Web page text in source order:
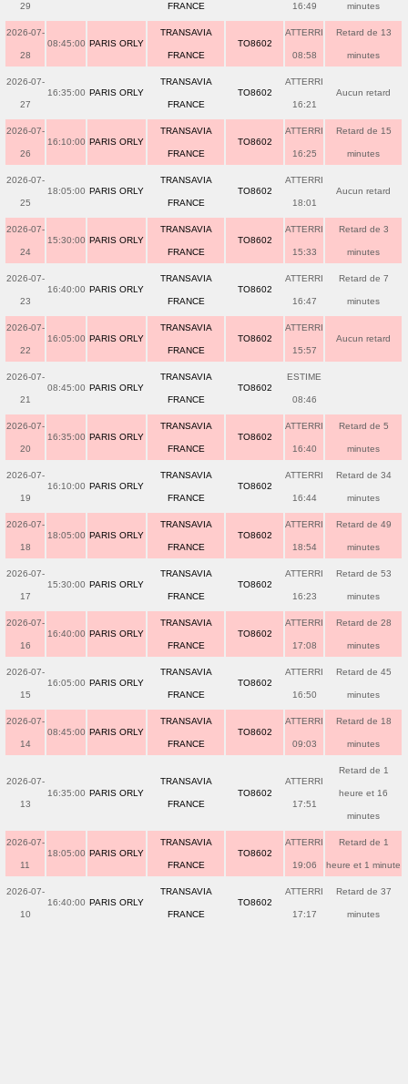
29 FRANCE 16:49 minutes
2026-07-
28
08:45:00 PARIS ORLY
TRANSAVIA
FRANCE
TO8602
ATTERRI
08:58
Retard de 13
minutes
2026-07-
27
16:35:00 PARIS ORLY
TRANSAVIA
FRANCE
TO8602
ATTERRI
16:21
Aucun retard
2026-07-
26
16:10:00 PARIS ORLY
TRANSAVIA
FRANCE
TO8602
ATTERRI
16:25
Retard de 15
minutes
2026-07-
25
18:05:00 PARIS ORLY
TRANSAVIA
FRANCE
TO8602
ATTERRI
18:01
Aucun retard
2026-07-
24
15:30:00 PARIS ORLY
TRANSAVIA
FRANCE
TO8602
ATTERRI
15:33
Retard de 3
minutes
2026-07-
23
16:40:00 PARIS ORLY
TRANSAVIA
FRANCE
TO8602
ATTERRI
16:47
Retard de 7
minutes
2026-07-
22
16:05:00 PARIS ORLY
TRANSAVIA
FRANCE
TO8602
ATTERRI
15:57
Aucun retard
2026-07-
21
08:45:00 PARIS ORLY
TRANSAVIA
FRANCE
TO8602
ESTIME
08:46
2026-07-
20
16:35:00 PARIS ORLY
TRANSAVIA
FRANCE
TO8602
ATTERRI
16:40
Retard de 5
minutes
2026-07-
19
16:10:00 PARIS ORLY
TRANSAVIA
FRANCE
TO8602
ATTERRI
16:44
Retard de 34
minutes
2026-07-
18
18:05:00 PARIS ORLY
TRANSAVIA
FRANCE
TO8602
ATTERRI
18:54
Retard de 49
minutes
2026-07-
17
15:30:00 PARIS ORLY
TRANSAVIA
FRANCE
TO8602
ATTERRI
16:23
Retard de 53
minutes
2026-07-
16
16:40:00 PARIS ORLY
TRANSAVIA
FRANCE
TO8602
ATTERRI
17:08
Retard de 28
minutes
2026-07-
15
16:05:00 PARIS ORLY
TRANSAVIA
FRANCE
TO8602
ATTERRI
16:50
Retard de 45
minutes
2026-07-
14
08:45:00 PARIS ORLY
TRANSAVIA
FRANCE
TO8602
ATTERRI
09:03
Retard de 18
minutes
2026-07-
13
16:35:00 PARIS ORLY
TRANSAVIA
FRANCE
TO8602
ATTERRI
17:51
Retard de 1
heure et 16
minutes
2026-07-
11
18:05:00 PARIS ORLY
TRANSAVIA
FRANCE
TO8602
ATTERRI
19:06
Retard de 1
heure et 1 minute
2026-07-
10
16:40:00 PARIS ORLY
TRANSAVIA
FRANCE
TO8602
ATTERRI
17:17
Retard de 37
minutes